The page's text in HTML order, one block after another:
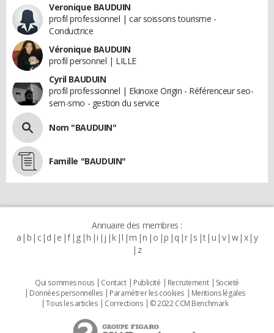
Veronique BAUDUIN
profil professionnel | car soissons tourisme -
Conductrice
Véronique BAUDUIN
profil personnel | LILLE
Cyril BAUDUIN
profil professionnel | Ekinoxe Origin - Référenceur seo-
sem-smo - gestion du service
Nom "BAUDUIN"
Famille "BAUDUIN"
Annuaire des membres :
a b c d e f g h i j k l m n o p q r s t u v w x y
z
Qui sommes nous Contact Publicité Recrutement
Societé
Données personnelles
Paramétrer les cookies
Mentions légales
Tous les articles
Corrections © 2022 CCM Benchmark